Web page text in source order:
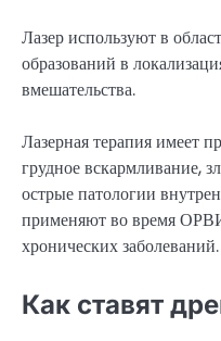
Лазер используют в
образований в
вмешательства.
Лазерная терапия имеет
грудное вскармливание,
острые патологии
применяют во время
хронических заболеваний.
Как ставят